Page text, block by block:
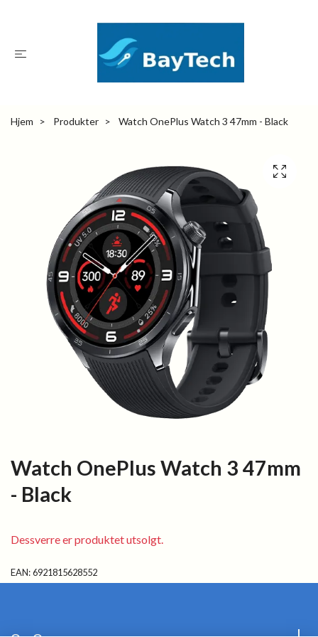
Hjem Produkter Watch OnePlus Watch 3 47mm - Black
Watch OnePlus Watch 3 47mm
- Black
Dessverre er produktet utsolgt.
EAN:6921815628552